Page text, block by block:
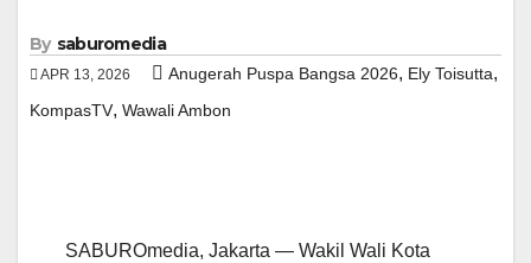
By saburomedia
APR 13, 2026 Anugerah Puspa Bangsa 2026, Ely Toisutta,
KompasTV, Wawali Ambon
SABUROmedia, Jakarta — Wakil Wali Kota